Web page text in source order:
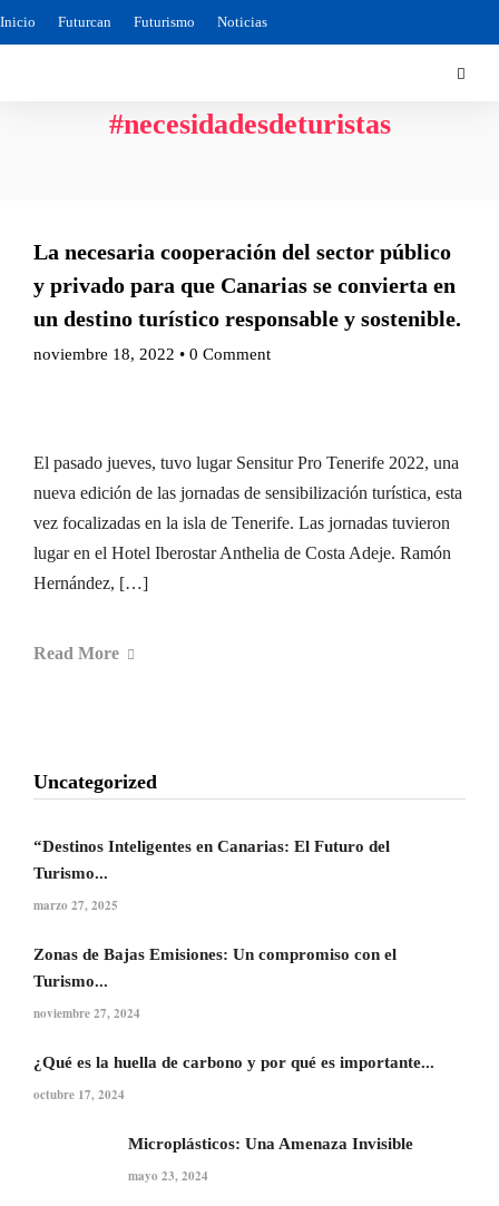
Inicio Futurcan Futurismo Noticias
#necesidadesdeturistas
La necesaria cooperación del sector público
y privado para que Canarias se convierta en
un destino turístico responsable y sostenible.
noviembre 18, 2022 • 0 Comment
El pasado jueves, tuvo lugar Sensitur Pro Tenerife 2022, una
nueva edición de las jornadas de sensibilización turística, esta
vez focalizadas en la isla de Tenerife. Las jornadas tuvieron
lugar en el Hotel Iberostar Anthelia de Costa Adeje. Ramón
Hernández, […]
Read More
Uncategorized
“Destinos Inteligentes en Canarias: El Futuro del
Turismo...
marzo 27, 2025
Zonas de Bajas Emisiones: Un compromiso con el
Turismo...
noviembre 27, 2024
¿Qué es la huella de carbono y por qué es importante...
octubre 17, 2024
Microplásticos: Una Amenaza Invisible
mayo 23, 2024